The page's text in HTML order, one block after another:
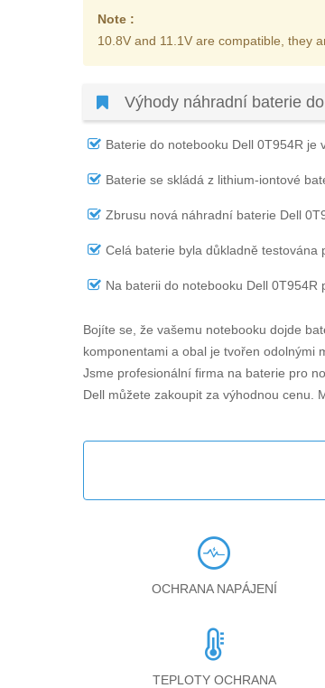
Note :
10.8V and 11.1V are compatible, they
Výhody náhradní baterie
Baterie do notebooku Dell 0T954R je
Baterie se skládá z lithium-iontové
Zbrusu nová náhradní baterie Dell
Celá baterie byla důkladně testována
Na baterii do notebooku Dell 0T954R
Bojíte se, že vašemu notebooku dojde
komponentami a obal je tvořen odolnými
Jsme profesionální firma na baterie pro
Dell můžete zakoupit za výhodnou cenu.
OCHRANA NAPÁJENÍ
TEPLOTY OCHRANA